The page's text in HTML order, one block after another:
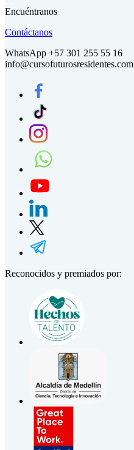
Encuéntranos
Contáctanos
WhatsApp +57 301 255 55 16
info@cursofuturosresidentes.com
Reconocidos y premiados por: